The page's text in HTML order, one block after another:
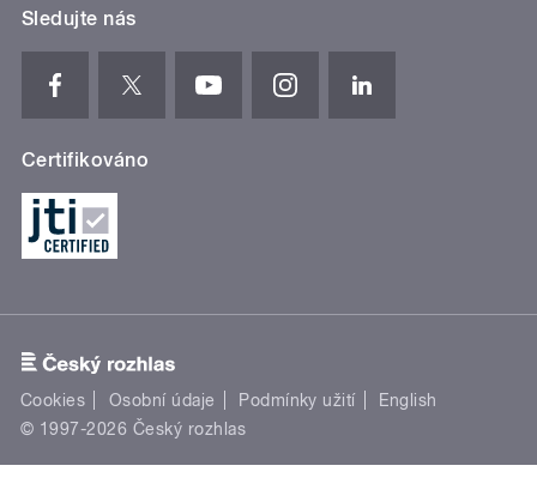
Sledujte nás
Certifikováno
Cookies Osobní údaje Podmínky užití
English
© 1997-2026 Český rozhlas